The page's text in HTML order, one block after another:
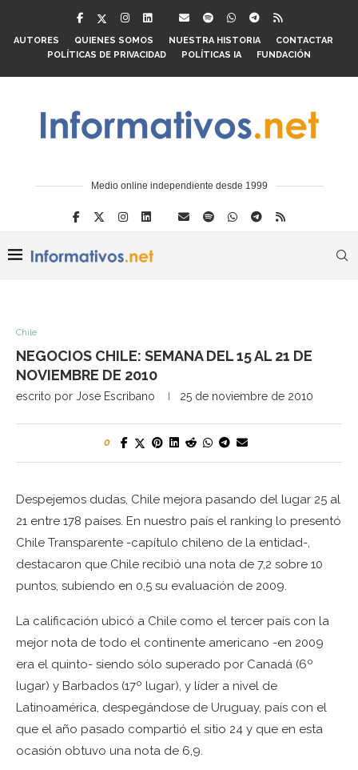
AUTORES QUIENES SOMOS NUESTRA HISTORIA
CONTACTAR
POLÍTICAS DE PRIVACIDAD
POLÍTICAS IA FUNDACIÓN
Medio online independiente desde 1999
Chile
NEGOCIOS CHILE: SEMANA DEL 15 AL 21 DE
NOVIEMBRE DE 2010
escrito por Jose Escribano 25 de noviembre de 2010
0
Despejemos dudas, Chile mejora pasando del lugar 25 al
21 entre 178 países. En nuestro país el ranking lo presentó
Chile Transparente -capítulo chileno de la entidad-,
destacaron que Chile recibió una nota de 7,2 sobre 10
puntos, subiendo en 0,5 su evaluación de 2009.
La calificación ubicó a Chile como el tercer país con la
mejor nota de todo el continente americano -en 2009
era el quinto- siendo sólo superado por Canadá (6º
lugar) y Barbados (17º lugar), y líder a nivel de
Latinoamérica, despegándose de Uruguay, país con el
que el año pasado compartió el sitio 24 y que en esta
ocasión obtuvo una nota de 6,9.